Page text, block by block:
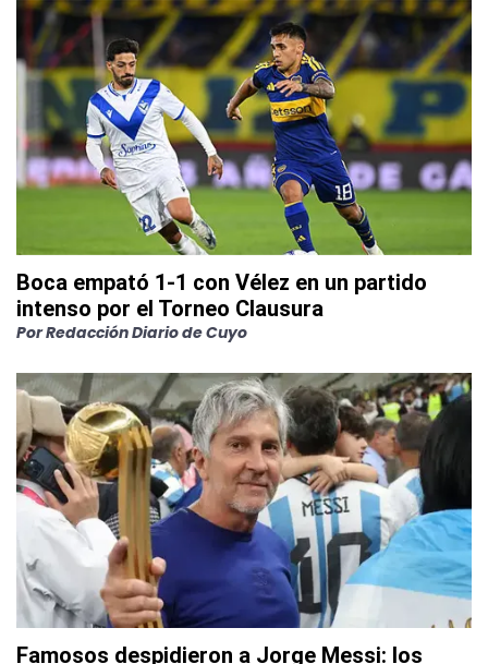
Boca empató 1-1 con Vélez en un partido
intenso por el Torneo Clausura
PorRedacción Diario de Cuyo
Famosos despidieron a Jorge Messi: los